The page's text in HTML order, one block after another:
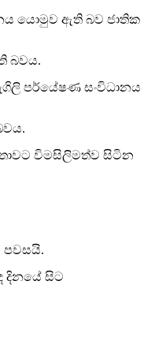
යොමුව ඇති බව ජාතික
බවය.
පර්යේෂණ සංවිධානය
විමසිලිමත්ව සිටින
පවසයි.
දිනයේ සිට